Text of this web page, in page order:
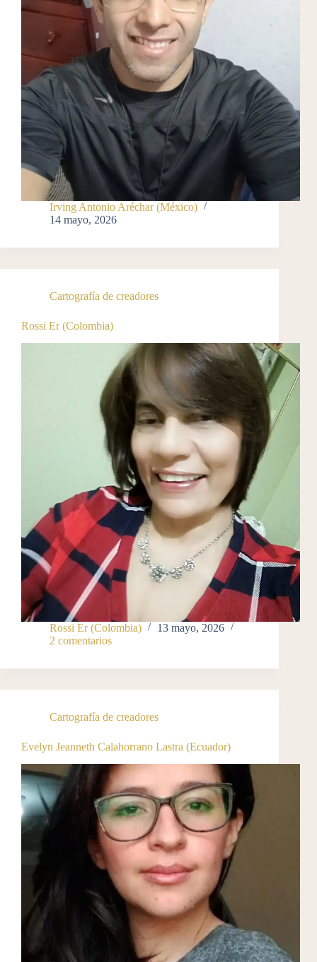
Irving Antonio Aréchar (México)
14 mayo, 2026
Cartografía de creadores
Rossi Er (Colombia)
Rossi Er (Colombia)
13 mayo, 2026
2 comentarios
Cartografía de creadores
Evelyn Jeanneth Calahorrano Lastra (Ecuador)